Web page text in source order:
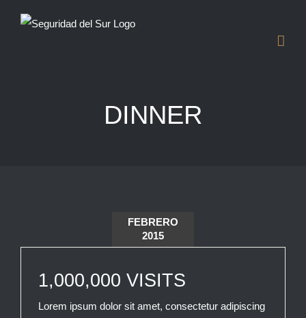
DINNER
FEBRERO
2015
1,000,000 VISITS
Lorem ipsum dolor sit amet, consectetur adipiscing